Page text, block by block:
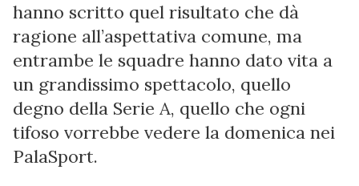
hanno scritto quel risultato che dà
ragione all’aspettativa comune, ma
entrambe le squadre hanno dato vita a
un grandissimo spettacolo, quello
degno della Serie A, quello che ogni
tifoso vorrebbe vedere la domenica nei
PalaSport.